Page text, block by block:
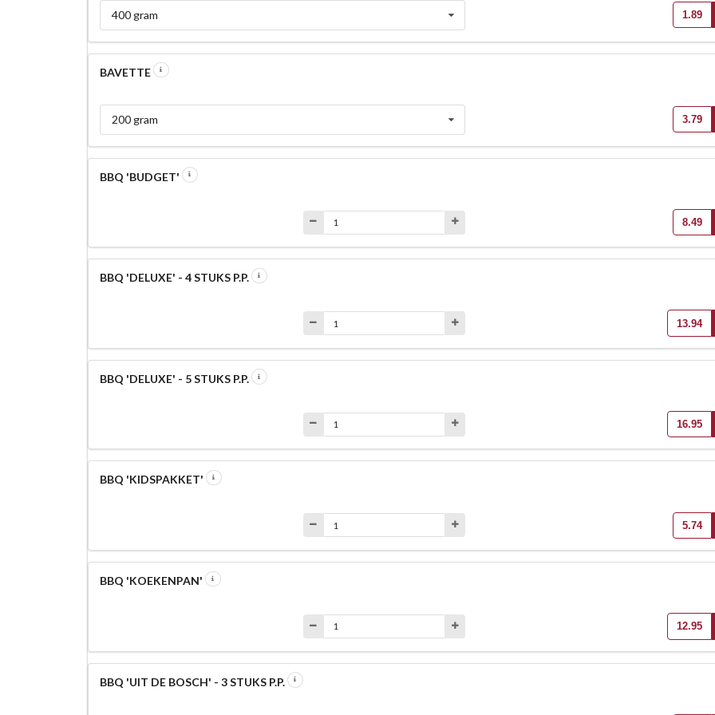
400 gram 1.89
BAVETTE
200 gram 3.79
BBQ 'BUDGET'
8.49
BBQ 'DELUXE' - 4 STUKS P.P.
13.94
BBQ 'DELUXE' - 5 STUKS P.P.
16.95
BBQ 'KIDSPAKKET'
5.74
BBQ 'KOEKENPAN'
12.95
BBQ 'UIT DE BOSCH' - 3 STUKS P.P.